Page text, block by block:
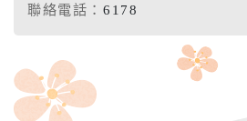
聯絡電話： 6178